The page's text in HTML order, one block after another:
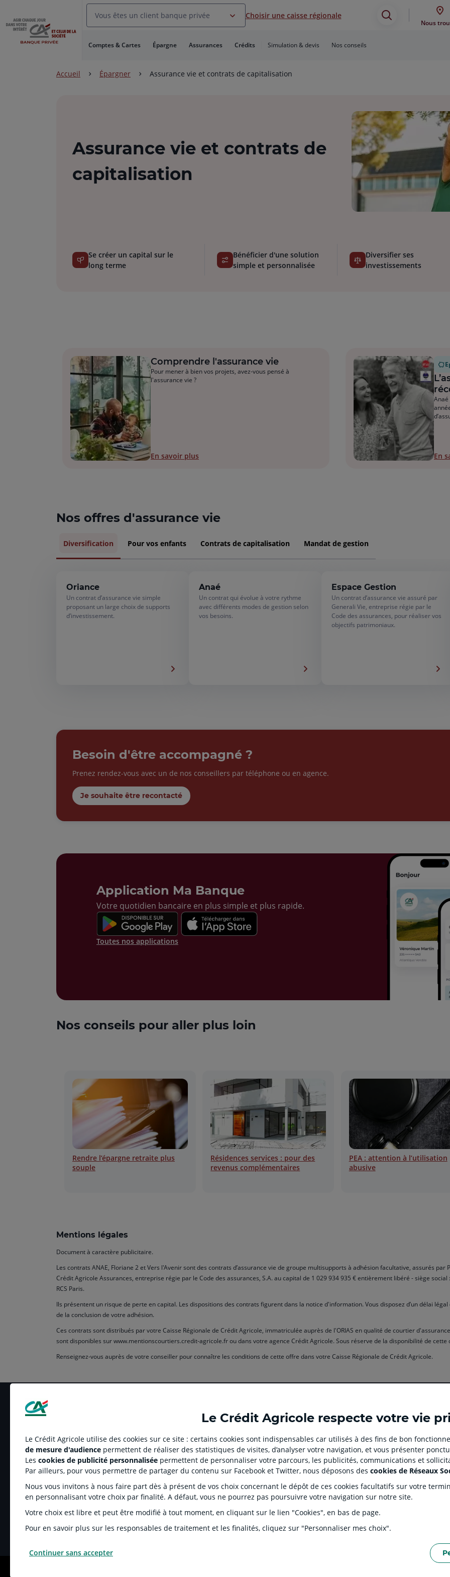
Le Crédit Agricole respecte votre vie
Le Crédit Agricole utilise des cookies sur ce site : certains cookies sont indispensables car utilisés à des fins de bon
de mesure d'audience permettent de réaliser des statistiques de visites, d’analyser votre navigation, et vous présenter
Les cookies de publicité personnalisée permettent de personnaliser votre parcours, les publicités, communications et
Par ailleurs, pour vous permettre de partager du contenu sur Facebook et Twitter, nous déposons des cookies de Réseaux
Nous vous invitons à nous faire part dès à présent de vos choix concernant le dépôt de ces cookies facultatifs sur votre
en personnalisant votre choix par finalité. A défaut, vous ne pourrez pas poursuivre votre navigation sur notre site.
Votre choix est libre et peut être modifié à tout moment, en cliquant sur le lien "Cookies", en bas de page.
Pour en savoir plus sur les responsables de traitement et les finalités, cliquez sur "Personnaliser mes choix".
Continuer sans accepter
Menu
Aller au
Contenu
Vous êtes un client banque privée Choisir une caisse régionale
Assistance
Nous
Comptes & Cartes Épargne Assurances Crédits Simulation & devis Nos conseils
Accueil Épargner Assurance vie et contrats de capitalisation
Assurance vie et contrats de
capitalisation
Se créer un capital sur le
long terme
Bénéficier d'une solution
simple et personnalisée
Diversifier ses
investissements
Comprendre l'assurance vie
Pour mener à bien vos projets, avez-vous pensé à
l'assurance vie ?
En savoir plus
Anaé
En
Nos offres d'assurance vie
Diversification Pour vos enfants Contrats de capitalisation Mandat de gestion
Oriance
Un contrat d’assurance vie simple
proposant un large choix de supports
d’investissement.
Anaé
Un contrat qui évolue à votre rythme
avec différents modes de gestion selon
vos besoins.
Espace Gestion
Un contrat d’assurance vie assuré par
Generali Vie, entreprise régie par le
Code des assurances, pour réaliser vos
objectifs patrimoniaux.
Besoin d'être accompagné ?
Prenez rendez-vous avec un de nos conseillers par téléphone ou en agence.
Je souhaite être recontacté
Application Ma Banque
Votre quotidien bancaire en plus simple et plus rapide.
Toutes nos applications
Nos conseils pour aller plus loin
Rendre l’épargne retraite plus
souple
Résidences services : pour des
revenus complémentaires
PEA : attention à l’utilisation
abusive
Mentions légales
Document à caractère publicitaire.
Les contrats ANAE, Floriane 2 et Vers l'Avenir sont des contrats d’assurance vie de groupe multisupports à adhésion facultative, assurés par
Crédit Agricole Assurances, entreprise régie par le Code des assurances, S.A. au capital de 1 029 934 935 € entièrement libéré - siège
RCS Paris.
Ils présentent un risque de perte en capital. Les dispositions des contrats figurent dans la notice d'information. Vous disposez d’un délai
de la conclusion de votre adhésion.
Ces contrats sont distribués par votre Caisse Régionale de Crédit Agricole, immatriculée auprès de l'ORIAS en qualité de courtier
sont disponibles sur www.mentionscourtiers.credit-agricole.fr ou dans votre agence Crédit Agricole. Sous réserve de la disponibilité de cette
Renseignez-vous auprès de votre conseiller pour connaître les conditions de cette offre dans votre Caisse Régionale de Crédit Agricole.
Ouvert
dans
un
nouvel
onglet
:
aller
sur
la
page
facebook
dans
un
nouvel
onglet
:
aller
sur
la
page
instagram
Ouvert
dans
un
nouvel
onglet
:
aller
sur
la
page
youtube
Ouvert
dans
un
nouvel
onglet
:
aller
sur
la
page
twitter
Ouvert
dans
un
nouvel
onglet
:
aller
sur
Agricole
LE CREDIT AGRICOLE
Banque coopérative
Charte éthique
Groupe Crédit Agricole
Recrutement
RELATION BANQUE CLIENT
Réclamation et médiation
Informations réglementaires
Fonds de Garantie des Dépôts et de Résolution (FGDR)
Rétractation-Résiliation
SITES SPECIALISES
Prêt immobilier en ligne
Habitat
Service de télésurveillance
LOA LDD Agilauto